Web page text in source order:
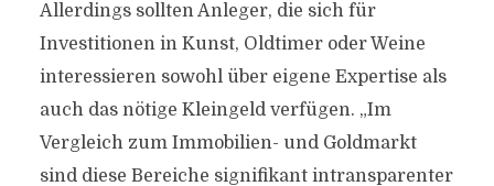
Allerdings sollten Anleger, die sich für
Investitionen in Kunst, Oldtimer oder Weine
interessieren sowohl über eigene Expertise als
auch das nötige Kleingeld verfügen. „Im
Vergleich zum Immobilien- und Goldmarkt
sind diese Bereiche signifikant intransparenter